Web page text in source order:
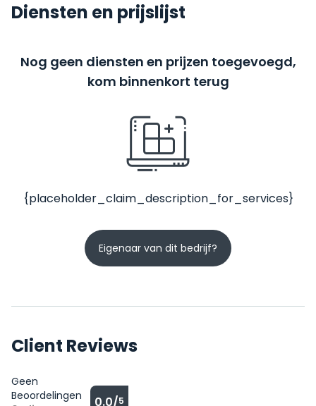
Diensten en prijslijst
Nog geen diensten en prijzen toegevoegd,
kom binnenkort terug
{placeholder_claim_description_for_services}
Eigenaar van dit bedrijf?
Client Reviews
Geen
Beoordelingen
0.0/5